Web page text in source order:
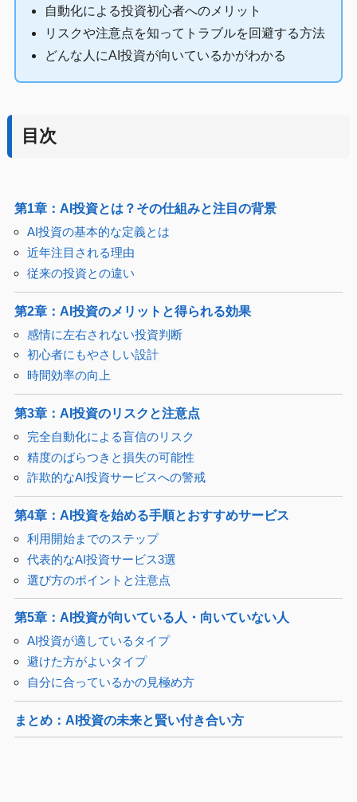
自動化による投資初心者へのメリット
リスクや注意点を知ってトラブルを回避する方法
どんな人にAI投資が向いているかがわかる
目次
第1章：AI投資とは？その仕組みと注目の背景
AI投資の基本的な定義とは
近年注目される理由
従来の投資との違い
第2章：AI投資のメリットと得られる効果
感情に左右されない投資判断
初心者にもやさしい設計
時間効率の向上
第3章：AI投資のリスクと注意点
完全自動化による盲信のリスク
精度のばらつきと損失の可能性
詐欺的なAI投資サービスへの警戒
第4章：AI投資を始める手順とおすすめサービス
利用開始までのステップ
代表的なAI投資サービス3選
選び方のポイントと注意点
第5章：AI投資が向いている人・向いていない人
AI投資が適しているタイプ
避けた方がよいタイプ
自分に合っているかの見極め方
まとめ：AI投資の未来と賢い付き合い方